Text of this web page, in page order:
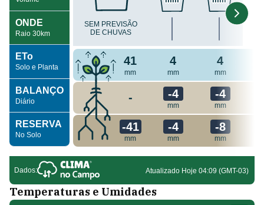
Temperaturas e Umidades